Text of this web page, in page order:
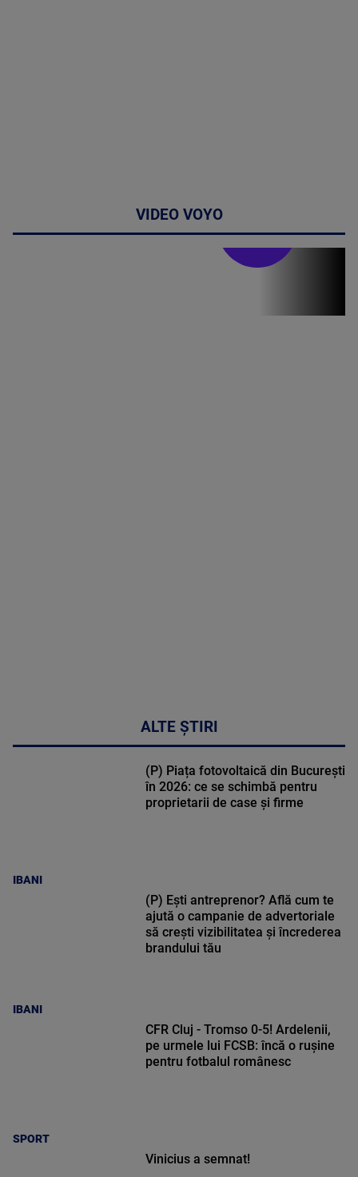
VIDEO VOYO
ALTE ȘTIRI
IBANI
(P) Piața fotovoltaică din București
în 2026: ce se schimbă pentru
proprietarii de case și firme
IBANI
(P) Ești antreprenor? Află cum te
ajută o campanie de advertoriale
să crești vizibilitatea și încrederea
brandului tău
SPORT
CFR Cluj - Tromso 0-5! Ardelenii,
pe urmele lui FCSB: încă o rușine
pentru fotbalul românesc
Vinicius a semnat!